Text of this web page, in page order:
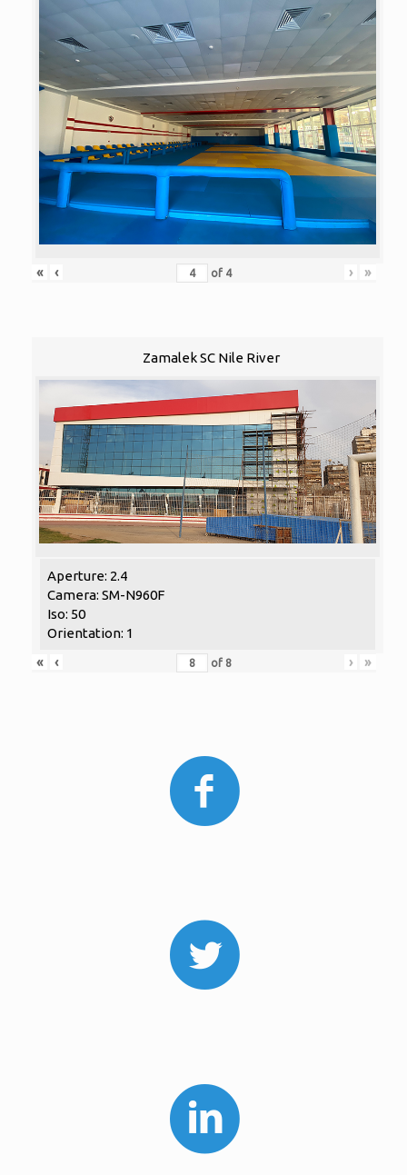
« ‹ of 4 › »
Zamalek SC Nile River
Aperture: 2.4
Camera: SM-N960F
Iso: 50
Orientation: 1
«
‹ of 8 › »